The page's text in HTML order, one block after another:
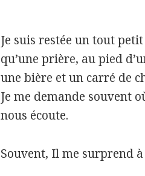
Je suis restée un tout
qu’une prière, au pied
une bière et un carré de
Je me demande souvent
nous écoute.
Souvent, Il me surprend